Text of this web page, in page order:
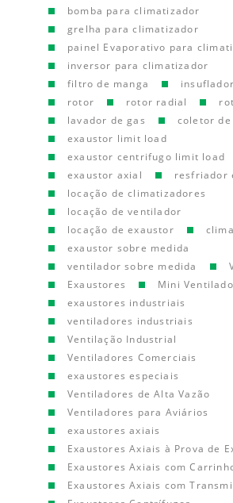
bomba para climatizador
grelha para climatizador
painel Evaporativo para
inversor para climatizador
filtro de manga
rotor
rotor radial
lavador de gas
coletor de
exaustor limit load
exaustor centrifugo limit load
exaustor axial
resfriador
locação de climatizadores
locação de ventilador
locação de exaustor
exaustor sobre medida
ventilador sobre medida
Exaustores
Mini
exaustores industriais
ventiladores industriais
Ventilação Industrial
Ventiladores Comerciais
exaustores especiais
Ventiladores de Alta Vazão
Ventiladores para Aviários
exaustores axiais
Exaustores Axiais à Prova de
Exaustores Axiais com
Exaustores Axiais com